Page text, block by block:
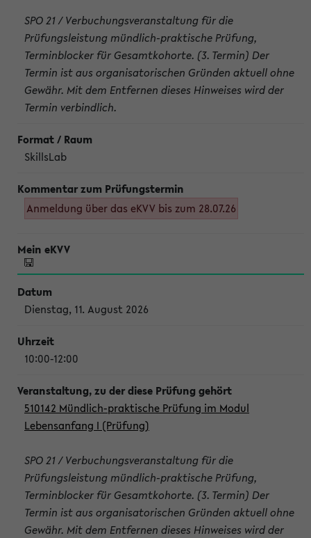
SPO 21 / Verbuchungsveranstaltung für die
Prüfungsleistung mündlich-praktische Prüfung,
Terminblocker für Gesamtkohorte. (3. Termin) Der
Termin ist aus organisatorischen Gründen aktuell ohne
Gewähr. Mit dem Entfernen dieses Hinweises wird der
Termin verbindlich.
SkillsLab
Anmeldung über das eKVV bis zum 28.07.26
Dienstag, 11. August 2026
10:00-12:00
510142 Mündlich-praktische Prüfung im Modul
Lebensanfang I (Prüfung)
SPO 21 / Verbuchungsveranstaltung für die
Prüfungsleistung mündlich-praktische Prüfung,
Terminblocker für Gesamtkohorte. (3. Termin) Der
Termin ist aus organisatorischen Gründen aktuell ohne
Gewähr. Mit dem Entfernen dieses Hinweises wird der